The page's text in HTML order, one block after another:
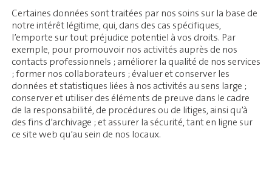
Certaines données sont traitées par nos soins sur la base de
notre intérêt légitime, qui, dans des cas spécifiques,
l’emporte sur tout préjudice potentiel à vos droits. Par
exemple, pour promouvoir nos activités auprès de nos
contacts professionnels ; améliorer la qualité de nos services
; former nos collaborateurs ; évaluer et conserver les
données et statistiques liées à nos activités au sens large ;
conserver et utiliser des éléments de preuve dans le cadre
de la responsabilité, de procédures ou de litiges, ainsi qu’à
des fins d’archivage ; et assurer la sécurité, tant en ligne sur
ce site web qu’au sein de nos locaux.